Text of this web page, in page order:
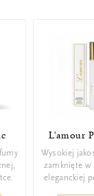
L'amour
Wysokiej
zamknięte w
eleganckiej